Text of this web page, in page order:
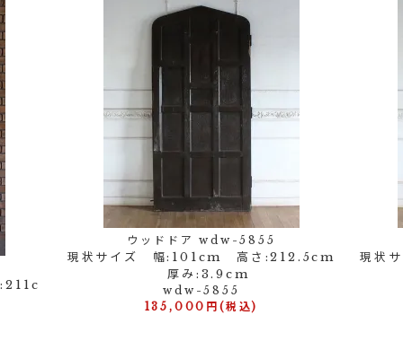
ウッドドア wdw-5855
現状サイズ 幅:101cm 高さ:212.5cm
厚み:3.9cm
wdw-5855
135,000円(税込)
現状